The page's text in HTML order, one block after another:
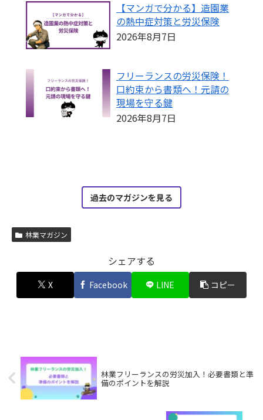
【マンガで分かる】造園業
の熱中症対策と労災保険
2026年8月7日
フリーランスの労災保険！
口約束から書類へ！元請の
現場を守る鍵
2026年8月7日
過去のマガジンを見る
林業マガジン
シェアする
X Facebook LINE コピー
林業フリーランスの労災加入！必要書類と準
備のポイントを解説